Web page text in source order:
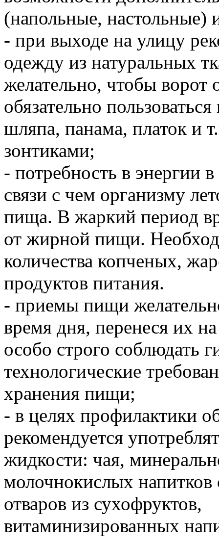
(напольные, настольные)
- при выходе на улицу
одежду из натуральных
желательно, чтобы
обязательно
шляпа, панама, платок и
зонтиками;
- потребность в энергии
связи с чем организму
пища. В жаркий период
от жирной пищи.
количества копченых,
продуктов питания.
- приемы пищи
время дня, перенеся их
особо строго соблюдать
технологические
хранения пищи;
- в целях профилактики
рекомендуется
жидкости: чая,
молочнокислых
отваров из сухофруктов,
витаминизированных